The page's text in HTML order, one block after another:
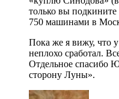
только вы
750 машинами в
Пока же я вижу, что
неплохо сработал.
Отдельное спасибо
сторону Луны».